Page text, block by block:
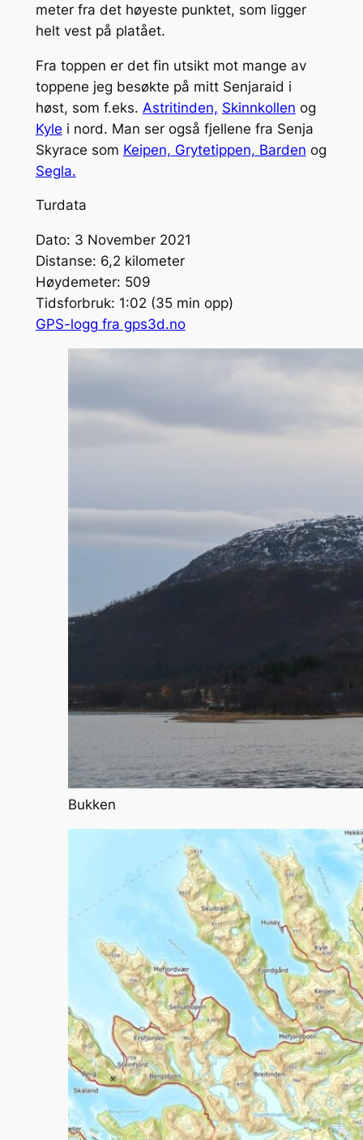
meter fra det høyeste punktet, som ligger
helt vest på platået.
Fra toppen er det fin utsikt mot mange av
toppene jeg besøkte på mitt Senjaraid i
høst, som f.eks. Astritinden, Skinnkollen og
Kyle i nord. Man ser også fjellene fra Senja
Skyrace som Keipen, Grytetippen, Barden og
Segla.
Turdata
Dato: 3 November 2021
Distanse: 6,2 kilometer
Høydemeter: 509
Tidsforbruk: 1:02 (35 min opp)
GPS-logg fra gps3d.no
Bukken